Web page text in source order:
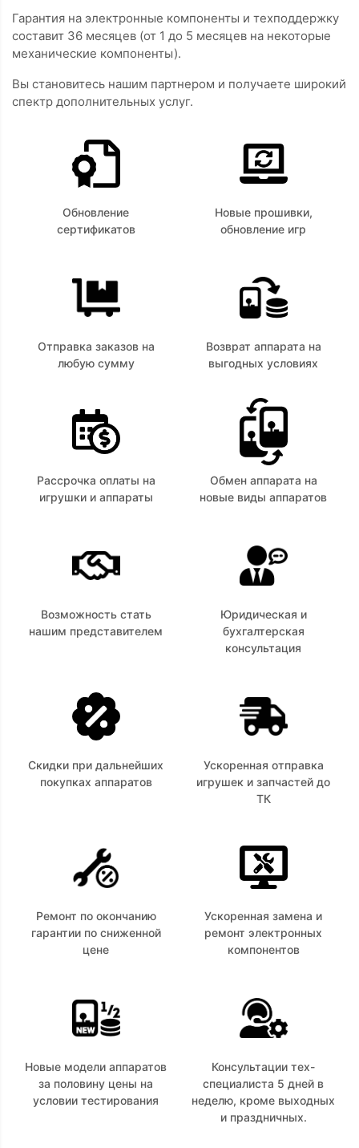
Гарантия на электронные компоненты и техподдержку
составит 36 месяцев (от 1 до 5 месяцев на некоторые
механические компоненты).
Вы становитесь нашим партнером и получаете широкий
спектр дополнительных услуг.
Обновление
сертификатов
Новые прошивки,
обновление игр
Отправка заказов на
любую сумму
Возврат аппарата на
выгодных условиях
Рассрочка оплаты на
игрушки и аппараты
Обмен аппарата на
новые виды аппаратов
Возможность стать
нашим представителем
Юридическая и
бухгалтерская
консультация
Скидки при дальнейших
покупках аппаратов
Ускоренная отправка
игрушек и запчастей до
ТК
Ремонт по окончанию
гарантии по сниженной
цене
Ускоренная замена и
ремонт электронных
компонентов
Новые модели аппаратов
за половину цены на
условии тестирования
Консультации тех-
специалиста 5 дней в
неделю, кроме выходных
и праздничных.